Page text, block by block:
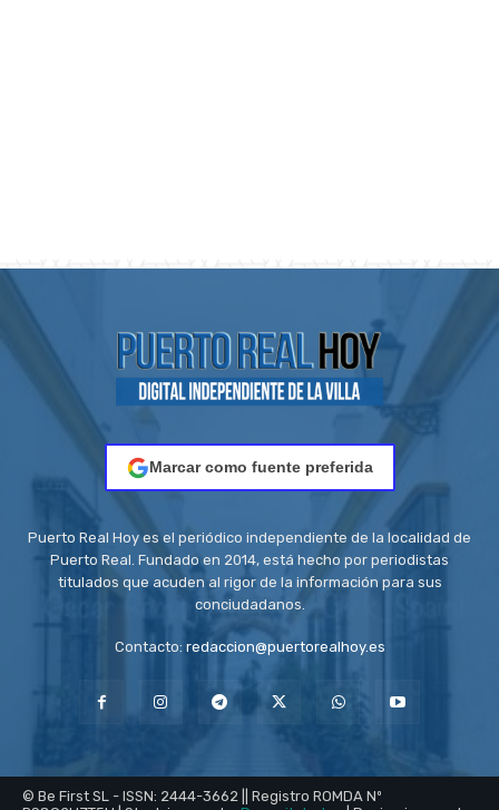
Marcar como fuente preferida
Puerto Real Hoy es el periódico independiente de la localidad de
Puerto Real. Fundado en 2014, está hecho por periodistas
titulados que acuden al rigor de la información para sus
conciudadanos.
Contacto: redaccion@puertorealhoy.es
© Be First SL - ISSN: 2444-3662 || Registro ROMDA Nº